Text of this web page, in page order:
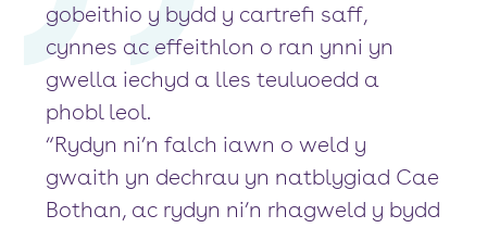
gobeithio y bydd y cartrefi saff,
cynnes ac effeithlon o ran ynni yn
gwella iechyd a lles teuluoedd a
phobl leol.
“Rydyn ni’n falch iawn o weld y
gwaith yn dechrau yn natblygiad Cae
Bothan, ac rydyn ni’n rhagweld y bydd